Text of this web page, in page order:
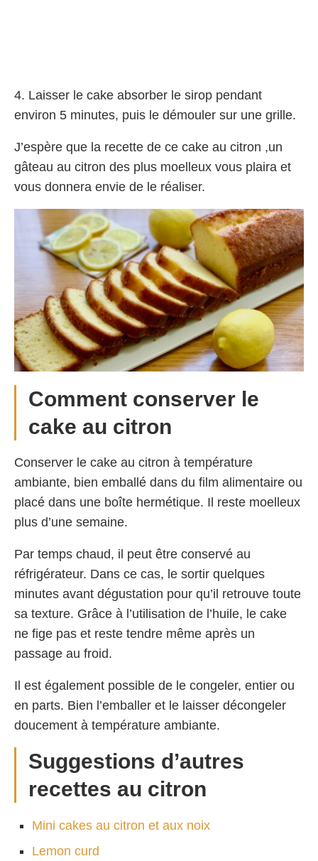
4. Laisser le cake absorber le sirop pendant
environ 5 minutes, puis le démouler sur une grille.
J’espère que la recette de ce cake au citron ,un
gâteau au citron des plus moelleux vous plaira et
vous donnera envie de le réaliser.
Comment conserver le
cake au citron
Conserver le cake au citron à température
ambiante, bien emballé dans du film alimentaire ou
placé dans une boîte hermétique. Il reste moelleux
plus d’une semaine.
Par temps chaud, il peut être conservé au
réfrigérateur. Dans ce cas, le sortir quelques
minutes avant dégustation pour qu’il retrouve toute
sa texture. Grâce à l’utilisation de l’huile, le cake
ne fige pas et reste tendre même après un
passage au froid.
Il est également possible de le congeler, entier ou
en parts. Bien l’emballer et le laisser décongeler
doucement à température ambiante.
Suggestions d’autres
recettes au citron
Mini cakes au citron et aux noix
Lemon curd